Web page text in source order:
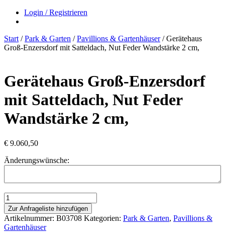
Login / Registrieren
Start /Park & Garten /Pavillions & Gartenhäuser/ Gerätehaus
Groß-Enzersdorf mit Satteldach, Nut Feder Wandstärke 2 cm,
Gerätehaus Groß-Enzersdorf
mit Satteldach, Nut Feder
Wandstärke 2 cm,
€ 9.060,50
Änderungswünsche:
Gerätehaus
Groß-
Enzersdorf
mit
Satteldach,
Zur Anfrageliste hinzufügen
Artikelnummer: B03708 Kategorien: Park & Garten, Pavillions &
Gartenhäuser